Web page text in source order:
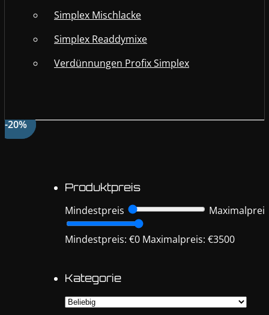
Simplex Mischlacke
Simplex Readdymixe
Verdünnungen Profix Simplex
Produktpreis
Mindestpreis
Maximalpreis
Mindestpreis: €0 Maximalpreis: €3500
Kategorie
-12%
-20%